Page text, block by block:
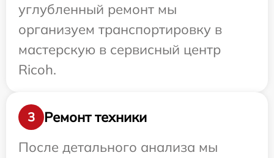
углубленный ремонт мы
организуем транспортировку в
мастерскую в сервисный центр
Ricoh.
3
Ремонт техники
После детального анализа мы